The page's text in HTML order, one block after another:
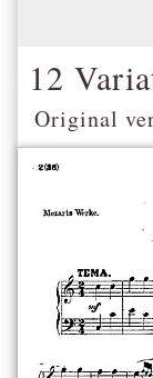
12
Original